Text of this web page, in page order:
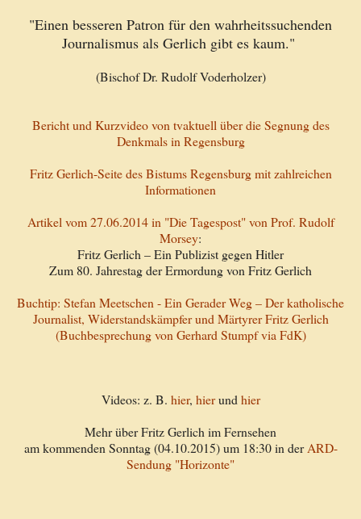
"Einen besseren Patron für den wahrheitssuchenden
Journalismus als Gerlich gibt es kaum."
(Bischof Dr. Rudolf Voderholzer)
Bericht und Kurzvideo von tvaktuell über die Segnung des
Denkmals in Regensburg
Fritz Gerlich-Seite des Bistums Regensburg mit zahlreichen
Informationen
Artikel vom 27.06.2014 in "Die Tagespost" von Prof. Rudolf
Morsey:
Fritz Gerlich – Ein Publizist gegen Hitler
Zum 80. Jahrestag der Ermordung von Fritz Gerlich
Buchtip: Stefan Meetschen - Ein Gerader Weg – Der katholische
Journalist, Widerstandskämpfer und Märtyrer Fritz Gerlich
(Buchbesprechung von Gerhard Stumpf via FdK)
Videos: z. B. hier, hierundhier
Mehr über Fritz Gerlich im Fernsehen
am kommenden Sonntag (04.10.2015) um 18:30 in derARD-
Sendung "Horizonte"